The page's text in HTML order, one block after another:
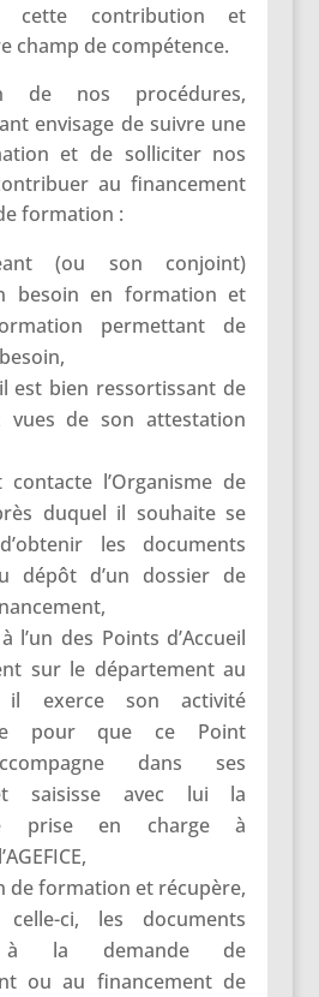
cette contribution et
champ de compétence.
de nos procédures,
envisage de suivre une
et de solliciter nos
au financement
formation :
(ou son conjoint)
besoin en formation et
permettant de
est bien ressortissant de
vues de son attestation
l’Organisme de
duquel il souhaite se
les documents
dépôt d’un dossier de
l’un des Points d’Accueil
sur le département au
il exerce son activité
pour que ce Point
dans ses
saisisse avec lui la
prise en charge à
de formation et récupère,
ci, les documents
à la demande de
ou au financement de